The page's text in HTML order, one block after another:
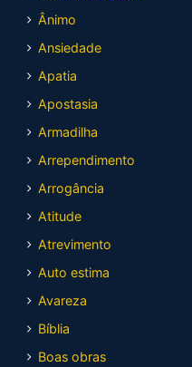
Ânimo
Ansiedade
Apatia
Apostasia
Armadilha
Arrependimento
Arrogância
Atitude
Atrevimento
Auto estima
Avareza
Bíblia
Boas obras